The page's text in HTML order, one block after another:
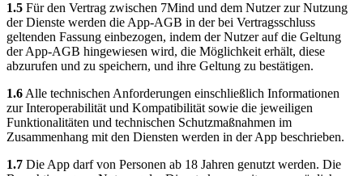
1.5 Für den Vertrag zwischen 7Mind und dem Nutzer zur Nutzung
der Dienste werden die App-AGB in der bei Vertragsschluss
geltenden Fassung einbezogen, indem der Nutzer auf die Geltung
der App-AGB hingewiesen wird, die Möglichkeit erhält, diese
abzurufen und zu speichern, und ihre Geltung zu bestätigen.
1.6Alle technischen Anforderungen einschließlich Informationen
zur Interoperabilität und Kompatibilität sowie die jeweiligen
Funktionalitäten und technischen Schutzmaßnahmen im
Zusammenhang mit den Diensten werden in der App beschrieben.
1.7 Die App darf von Personen ab 18 Jahren genutzt werden. Die